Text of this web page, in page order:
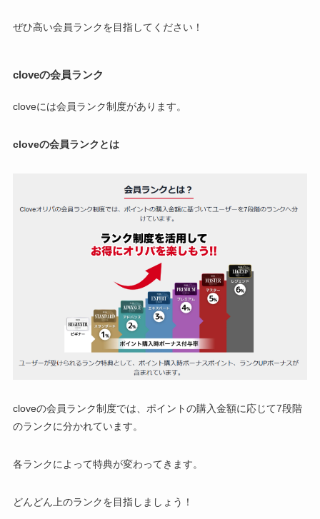
ぜひ高い会員ランクを目指してください！
cloveの会員ランク
cloveには会員ランク制度があります。
cloveの会員ランクとは
cloveの会員ランク制度では、ポイントの購入金額に応じて7段階
のランクに分かれています。
各ランクによって特典が変わってきます。
どんどん上のランクを目指しましょう！